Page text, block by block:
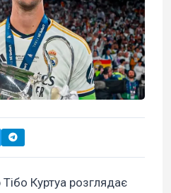
Куртуа розглядає